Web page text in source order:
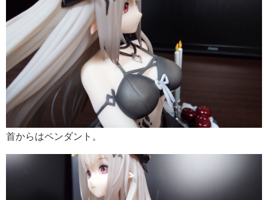
首からはペンダント。